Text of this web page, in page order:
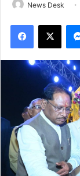
News Desk
Facebook
X